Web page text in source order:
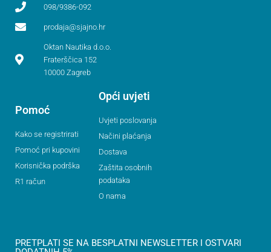
098/9386-092
prodaja@sjajno.hr
Oktan Nautika d.o.o.
Fraterščica 152
10000 Zagreb
Pomoć
Kako se registrirati
Pomoć pri kupovini
Korisnička podrška
R1 račun
Opći uvjeti
Uvjeti poslovanja
Načini plaćanja
Dostava
Zaštita osobnih
podataka
O nama
PRETPLATI SE NA BESPLATNI NEWSLETTER I OSTVARI